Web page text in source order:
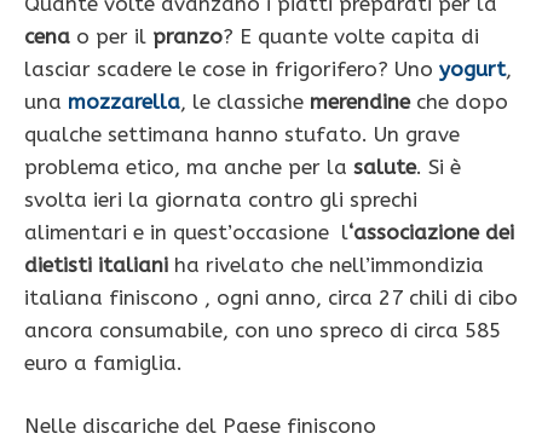
cena o per il pranzo? E quante volte capita di
lasciar scadere le cose in frigorifero? Uno yogurt,
una mozzarella, le classiche merendineche dopo
qualche settimana hanno stufato. Un grave
problema etico, ma anche per la salute. Si è
svolta ieri la giornata contro gli sprechi
alimentari e in quest’occasione l‘associazione dei
dietisti italiani ha rivelato che nell’immondizia
italiana finiscono , ogni anno, circa 27 chili di cibo
ancora consumabile, con uno spreco di circa 585
euro a famiglia.
Nelle discariche del Paese finiscono